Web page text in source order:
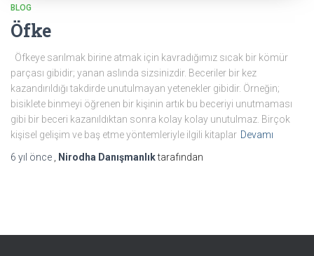
BLOG
Öfke
Öfkeye sarılmak birine atmak için kavradığımız sıcak bir kömür
parçası gibidir; yanan aslında sizsinizdir. Beceriler bir kez
kazandırıldığı takdirde unutulmayan yetenekler gibidir. Örneğin;
bisiklete binmeyi öğrenen bir kişinin artık bu beceriyi unutmaması
gibi bir beceri kazanıldıktan sonra kolay kolay unutulmaz. Birçok
kişisel gelişim ve baş etme yöntemleriyle ilgili kitaplar Devamı
6 yıl önce Nirodha Danışmanlıktarafından